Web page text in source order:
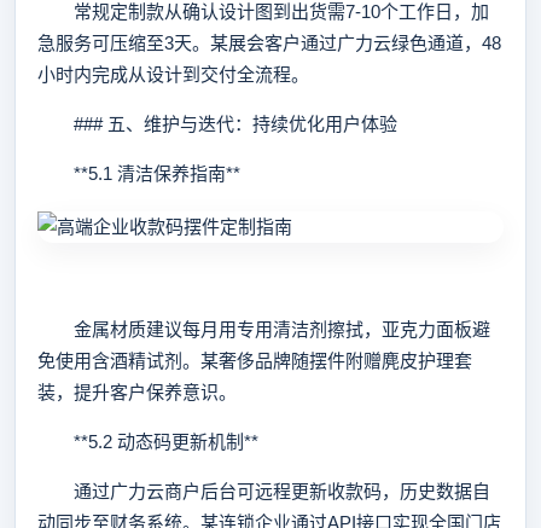
常规定制款从确认设计图到出货需7-10个工作日，加
急服务可压缩至3天。某展会客户通过广力云绿色通道，48
小时内完成从设计到交付全流程。
### 五、维护与迭代：持续优化用户体验
**5.1 清洁保养指南**
金属材质建议每月用专用清洁剂擦拭，亚克力面板避
免使用含酒精试剂。某奢侈品牌随摆件附赠麂皮护理套
装，提升客户保养意识。
**5.2 动态码更新机制**
通过广力云商户后台可远程更新收款码，历史数据自
动同步至财务系统。某连锁企业通过API接口实现全国门店